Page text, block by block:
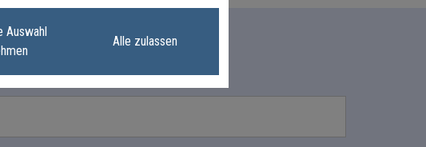
Auswahl
Alle zulassen